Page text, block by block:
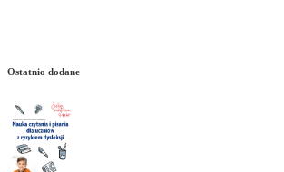
Ostatnio dodane